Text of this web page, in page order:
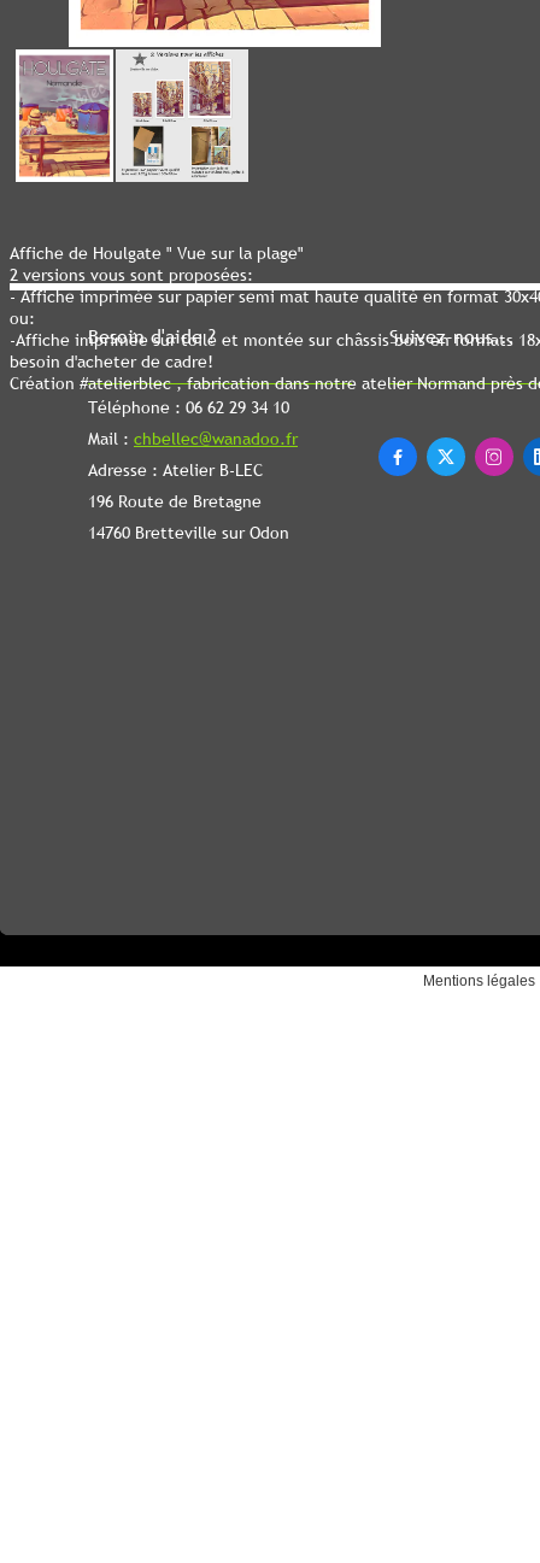
Besoin d'aide ?
Téléphone : 06 62 29 34 10
Mail : chbellec@wanadoo.fr
Adresse : Atelier B-LEC
196 Route de Bretagne
14760 Bretteville sur Odon
Suivez-nous...
  
Affiche de Houlgate " Vue sur la plage"
2 versions vous sont proposées:
- Affiche imprimée sur papier semi mat haute qualité en format
ou:
-Affiche imprimée sur toile et montée sur châssis bois en formats
besoin d'acheter de cadre!
Création #atelierblec , fabrication dans notre atelier Normand près
Mentions légales